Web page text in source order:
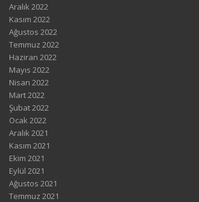
Aralık 2022
Kasım 2022
Ağustos 2022
Temmuz 2022
Haziran 2022
Mayıs 2022
Nisan 2022
Mart 2022
Şubat 2022
Ocak 2022
Aralık 2021
Kasım 2021
Ekim 2021
Eylül 2021
Ağustos 2021
Temmuz 2021